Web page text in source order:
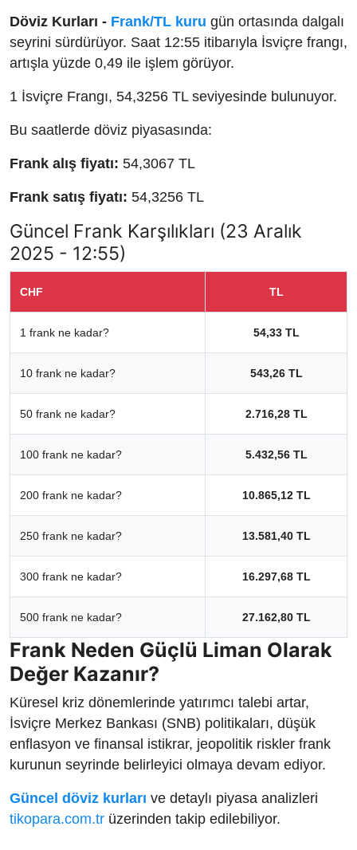
Döviz Kurları - Frank/TL kuru gün ortasında dalgalı
seyrini sürdürüyor. Saat 12:55 itibarıyla İsviçre frangı,
artışla yüzde 0,49 ile işlem görüyor.
1 İsviçre Frangı, 54,3256 TL seviyesinde bulunuyor.
Bu saatlerde döviz piyasasında:
Frank alış fiyatı: 54,3067 TL
Frank satış fiyatı: 54,3256 TL
Güncel Frank Karşılıkları (23 Aralık
2025 - 12:55)
CHF TL
1 frank ne kadar? 54,33 TL
10 frank ne kadar? 543,26 TL
50 frank ne kadar? 2.716,28 TL
100 frank ne kadar? 5.432,56 TL
200 frank ne kadar? 10.865,12 TL
250 frank ne kadar? 13.581,40 TL
300 frank ne kadar? 16.297,68 TL
500 frank ne kadar? 27.162,80 TL
Frank Neden Güçlü Liman Olarak
Değer Kazanır?
Küresel kriz dönemlerinde yatırımcı talebi artar,
İsviçre Merkez Bankası (SNB) politikaları, düşük
enflasyon ve finansal istikrar, jeopolitik riskler frank
kurunun seyrinde belirleyici olmaya devam ediyor.
Güncel döviz kurları ve detaylı piyasa analizleri
tikopara.com.tr üzerinden takip edilebiliyor.